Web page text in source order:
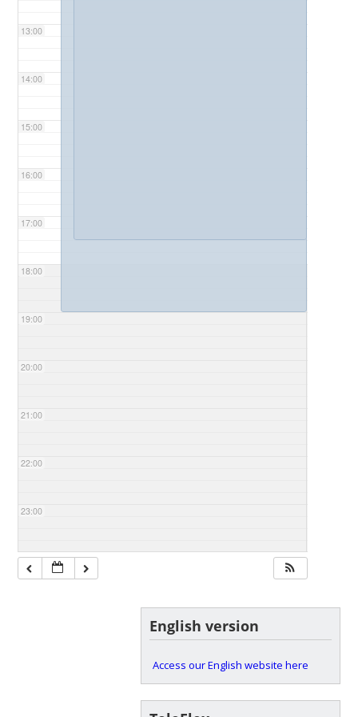
13:00
14:00
15:00
16:00
17:00
18:00
19:00
20:00
21:00
22:00
23:00
English version
Access our English website here